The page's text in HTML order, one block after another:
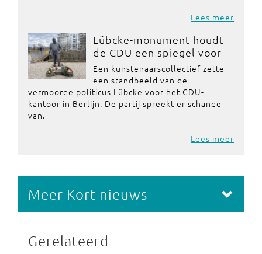
Lees meer
Lübcke-monument houdt
de CDU een spiegel voor
Een kunstenaarscollectief zette
een standbeeld van de
vermoorde politicus Lübcke voor het CDU-
kantoor in Berlijn. De partij spreekt er schande
van.
Lees meer
Meer Kort nieuws
Gerelateerd